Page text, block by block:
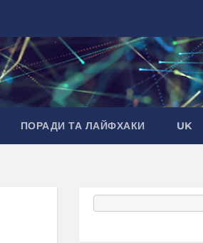
ПОРАДИ ТА ЛАЙФХАКИ UK